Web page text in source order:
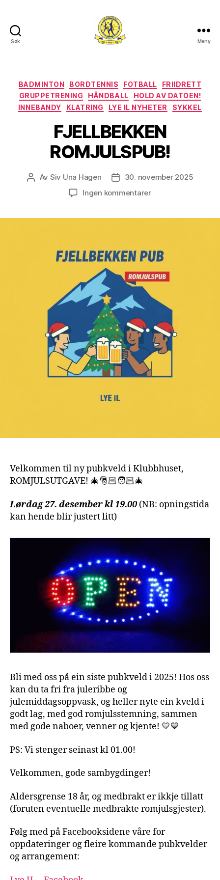
Søk Meny
Kategorier
BADMINTON BORDTENNIS FOTBALL
FRIIDRETT
GRUPPETRENING
HÅNDBALL
HOLD AV DATOEN!
INNEBANDY
KLATRING LYE IL NYHETER SYKKEL
FJELLBEKKEN
ROMJULSPUB!
Innleggsforfatter
Av Siv Una Hagen Publiseringsdato
30. november 2025
Ingen kommentarertil
Velkommen til ny pubkveld i Klubbhuset,
ROMJULSUTGAVE! 🎄🎅🏻🧑🏻‍🎄
Lørdag 27. desember kl 19.00(NB: opningstida
kan hende blir justert litt)
Bli med oss på ein siste pubkveld i 2025! Hos oss
kan du ta fri fra juleribbe og
julemiddagsoppvask, og heller nyte ein kveld i
godt lag, med god romjulsstemning, sammen
med gode naboer, venner og kjente! 💛💙
PS: Vi stenger seinast kl 01.00!
Velkommen, gode sambygdinger!
Aldersgrense 18 år, og medbrakt er ikkje tillatt
(foruten eventuelle medbrakte romjulsgjester).
Følg med på Facebooksidene våre for
oppdateringer og fleire kommande pubkvelder
og arrangement: